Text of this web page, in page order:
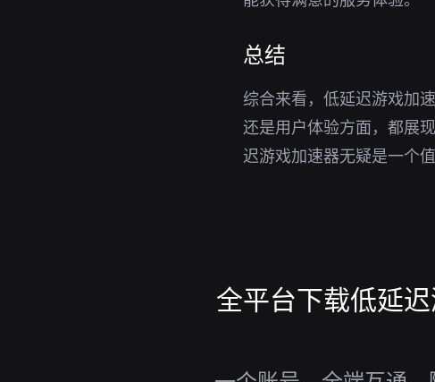
总结
综合来看，低延迟游戏加
还是用户体验方面，都展
迟游戏加速器无疑是一个
全平台下载低延